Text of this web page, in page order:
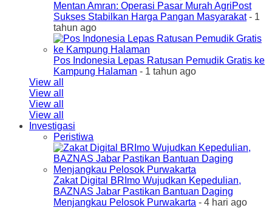
Mentan Amran: Operasi Pasar Murah AgriPost
Sukses Stabilkan Harga Pangan Masyarakat- 1
tahun ago
Pos Indonesia Lepas Ratusan Pemudik Gratis ke
Kampung Halaman - 1 tahun ago
View all
View all
View all
View all
Investigasi
Peristiwa
Zakat Digital BRImo Wujudkan Kepedulian,
BAZNAS Jabar Pastikan Bantuan Daging
Menjangkau Pelosok Purwakarta - 4 hari ago